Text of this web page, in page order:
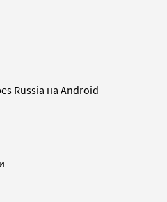
Russia на Android